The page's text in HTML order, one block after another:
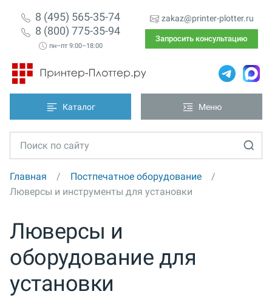
8 (495) 565-35-74
8 (800) 775-35-94
пн–пт 9:00–18:00
zakaz@printer-plotter.ru
Запросить консультацию
Каталог Меню
Главная
Постпечатное оборудование
Люверсы и инструменты для установки
Люверсы и
оборудование для
установки